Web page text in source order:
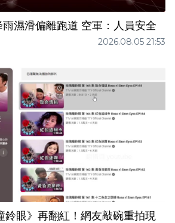
濕滑偏離跑道 空軍：人員安全
2026.08.05 21:53
鈴眼》再翻紅！網友敲碗重拍現